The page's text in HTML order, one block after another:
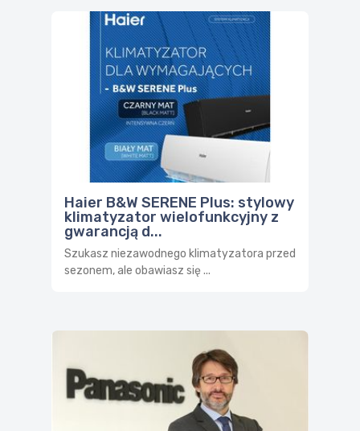
Haier B&W SERENE Plus: stylowy
klimatyzator wielofunkcyjny z
gwarancją d...
Szukasz niezawodnego klimatyzatora przed
sezonem, ale obawiasz się ...